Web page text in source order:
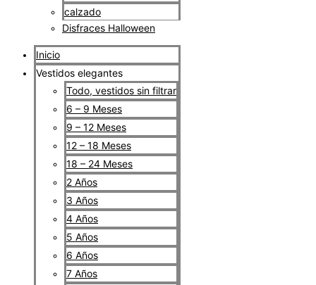
calzado
Disfraces Halloween
Inicio
Vestidos elegantes
Todo, vestidos sin filtrar
6 – 9 Meses
9 – 12 Meses
12 – 18 Meses
18 – 24 Meses
2 Años
3 Años
4 Años
5 Años
6 Años
7 Años